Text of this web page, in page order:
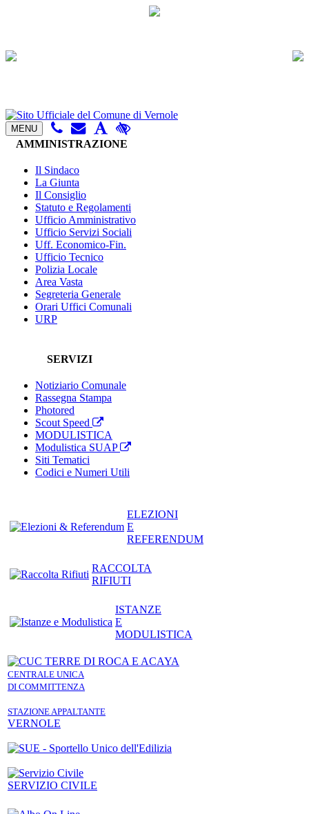
MENU
AMMINISTRAZIONE
Il Sindaco
La Giunta
Il Consiglio
Statuto e Regolamenti
Ufficio Amministrativo
Ufficio Servizi Sociali
Uff. Economico-Fin.
Ufficio Tecnico
Polizia Locale
Area Vasta
Segreteria Generale
Orari Uffici Comunali
URP
SERVIZI
Notiziario Comunale
Rassegna Stampa
Photored
Scout Speed
MODULISTICA
Modulistica SUAP
Siti Tematici
Codici e Numeri Utili
ELEZIONI
E
REFERENDUM
RACCOLTA
RIFIUTI
ISTANZE
E
MODULISTICA
CENTRALE UNICA
DI COMMITTENZA
STAZIONE APPALTANTE
VERNOLE
SERVIZIO CIVILE